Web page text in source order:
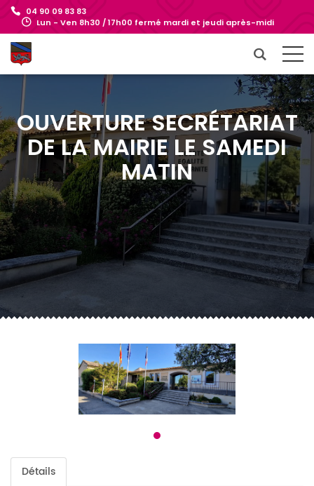
04 90 09 83 83
Lun - Ven 8h30 / 17h00 fermé mardi et jeudi après-midi
OUVERTURE SECRÉTARIAT
DE LA MAIRIE LE SAMEDI
MATIN
Détails